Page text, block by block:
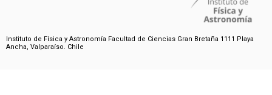
Instituto de Física y Astronomía Facultad de Ciencias Gran Bretaña 1111 Playa
Ancha, Valparaíso. Chile